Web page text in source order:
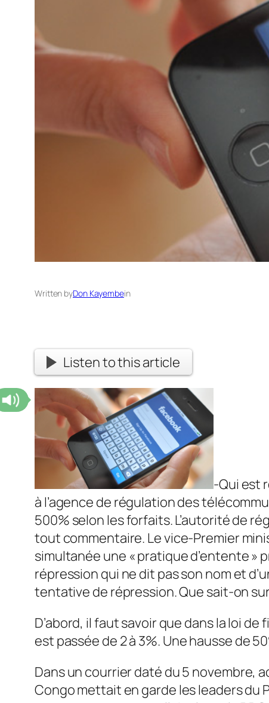
Written byDon Kayembein
Listen to this article
-Qui est
à l’agence de régulation des
500% selon les forfaits. L’autorité de
tout commentaire. Le vice-Premier
simultanée une « pratique d’entente »
répression qui ne dit pas son nom et
tentative de répression. Que sait-on
D’abord, il faut savoir que dans la loi
est passée de 2 à 3%. Une hausse de
Dans un courrier daté du 5 novembre,
Congo mettait en garde les leaders du